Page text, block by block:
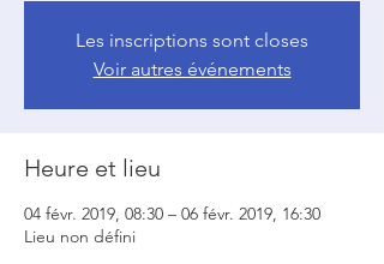
Les inscriptions sont closes
Voir autres événements
Heure et lieu
04 févr. 2019, 08:30 – 06 févr. 2019, 16:30
Lieu non défini